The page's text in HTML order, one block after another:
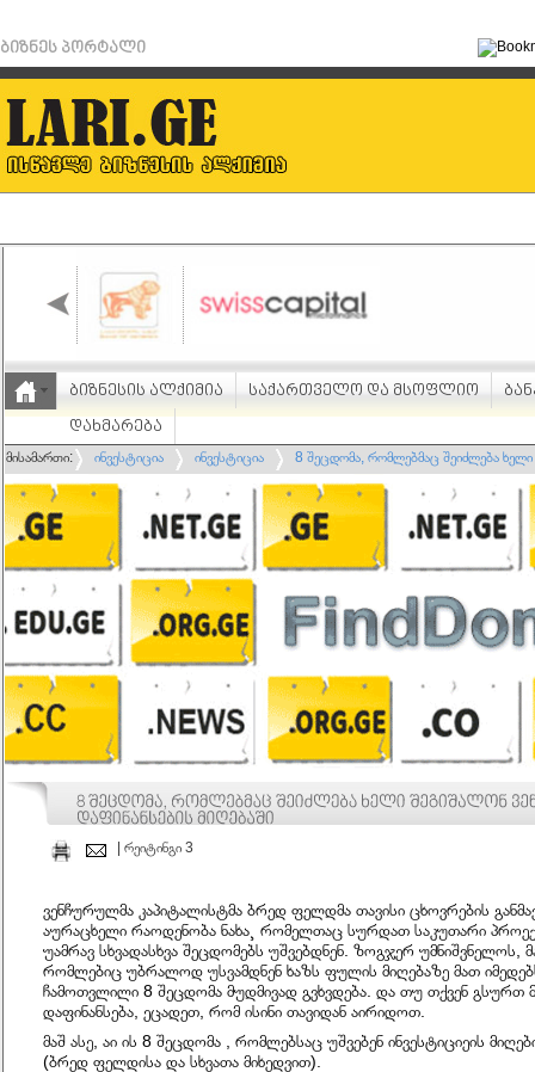
ბიზნეს პორტალი
ბიზნესის ალქიმია საქართველო და მსოფლიო
დახმარება
მისამართი: ინვესტიცია ინვესტიცია 8 შეცდომა, რომლებმაც შეიძლება ხელი
| რეიტინგი 3
ვენჩურულმა კაპიტალისტმა ბრედ ფელდმა თავისი ცხოვრების
აურაცხელი რაოდენობა ნახა¸ რომელთაც სურდათ საკუთარი
უამრავ სხვადასხვა შეცდომებს უშვებდნენ. ზოგჯერ უმნიშვნელოს,
რომლებიც უბრალოდ უსვამდნენ ხაზს ფულის მიღებაზე მათ
ჩამოთვლილი 8 შეცდომა მუდმივად გვხვდება. და თუ თქვენ გსურთ
დაფინანსება, ეცადეთ, რომ ისინი თავიდან აირიდოთ.
მაშ ასე, აი ის 8 შეცდომა , რომლებსაც უშვებენ ინვესტიციეის
(ბრედ ფელდისა და სხვათა მიხედვით).